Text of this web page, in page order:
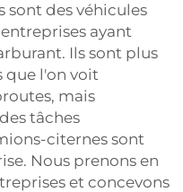
sont des véhicules
ayant
Ils sont plus
que l'on voit
mais
tâches
citernes sont
Nous prenons en
et concevons